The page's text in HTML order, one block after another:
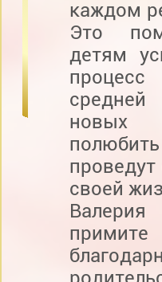
каждом
Это
детям
средней
своей